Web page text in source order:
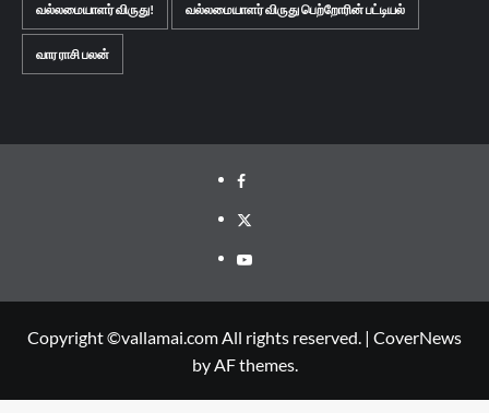
வல்லமையாளர் விருது! வல்லமையாளர் விருது பெற்றோரின் பட்டியல்
வார ராசி பலன்
Facebook
Twitter
Youtube
Copyright ©vallamai.com All rights reserved. | CoverNews
by AF themes.